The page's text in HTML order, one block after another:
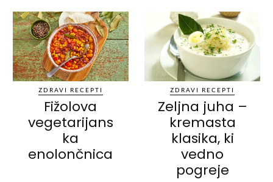
ZDRAVI RECEPTI
Fižolova
vegetarijans
ka
enolončnica
ZDRAVI RECEPTI
Zeljna juha –
kremasta
klasika, ki
vedno
pogreje